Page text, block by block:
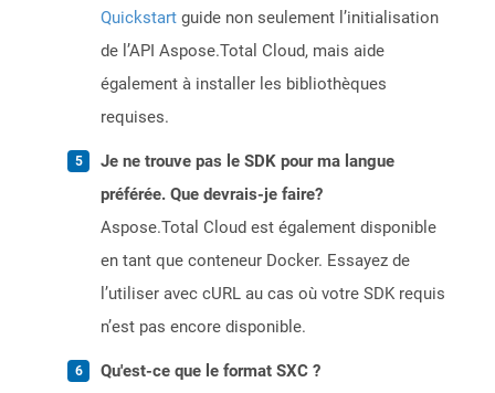
Quickstart guide non seulement l’initialisation
de l’API Aspose.Total Cloud, mais aide
également à installer les bibliothèques
requises.
Je ne trouve pas le SDK pour ma langue
préférée. Que devrais-je faire?
Aspose.Total Cloud est également disponible
en tant que conteneur Docker. Essayez de
l’utiliser avec cURL au cas où votre SDK requis
n’est pas encore disponible.
Qu'est-ce que le format SXC ?